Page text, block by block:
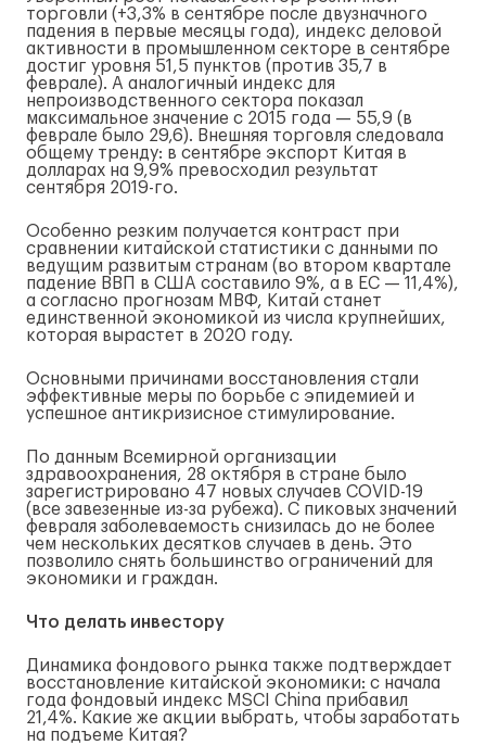
торговли (+3,3% в сентябре после двузначного
падения в первые месяцы года), индекс деловой
активности в промышленном секторе в сентябре
достиг уровня 51,5 пунктов (против 35,7 в
феврале). А аналогичный индекс для
непроизводственного сектора показал
максимальное значение с 2015 года — 55,9 (в
феврале было 29,6). Внешняя торговля следовала
общему тренду: в сентябре экспорт Китая в
долларах на 9,9% превосходил результат
сентября 2019-го.
Особенно резким получается контраст при
сравнении китайской статистики с данными по
ведущим развитым странам (во втором квартале
падение ВВП в США составило 9%, а в ЕС — 11,4%),
а согласно прогнозам МВФ, Китай станет
единственной экономикой из числа крупнейших,
которая вырастет в 2020 году.
Основными причинами восстановления стали
эффективные меры по борьбе с эпидемией и
успешное антикризисное стимулирование.
По данным Всемирной организации
здравоохранения, 28 октября в стране было
зарегистрировано 47 новых случаев COVID-19
(все завезенные из-за рубежа). С пиковых значений
февраля заболеваемость снизилась до не более
чем нескольких десятков случаев в день. Это
позволило снять большинство ограничений для
экономики и граждан.
Что делать инвестору
Динамика фондового рынка также подтверждает
восстановление китайской экономики: с начала
года фондовый индекс MSCI China прибавил
21,4%. Какие же акции выбрать, чтобы заработать
на подъеме Китая?